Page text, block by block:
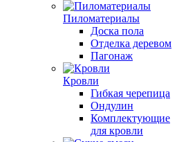
Пиломатериалы
Доска пола
Отделка деревом
Пагонаж
Кровли
Гибкая черепица
Ондулин
Комплектующие
для кровли